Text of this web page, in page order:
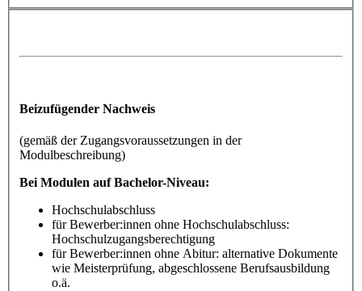
Beizufügender Nachweis
(gemäß der Zugangsvoraussetzungen in der
Modulbeschreibung)
Bei Modulen auf Bachelor-Niveau:
Hochschulabschluss
für Bewerber:innen ohne Hochschulabschluss:
Hochschulzugangsberechtigung
für Bewerber:innen ohne Abitur: alternative Dokumente
wie Meisterprüfung, abgeschlossene Berufsausbildung
o.ä.